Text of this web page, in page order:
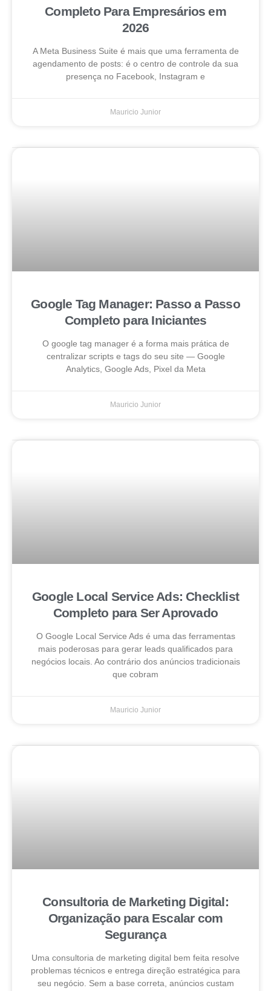
Completo Para Empresários em
2026
A Meta Business Suite é mais que uma ferramenta de
agendamento de posts: é o centro de controle da sua
presença no Facebook, Instagram e
Mauricio Junior
Google Tag Manager: Passo a Passo
Completo para Iniciantes
O google tag manager é a forma mais prática de
centralizar scripts e tags do seu site — Google
Analytics, Google Ads, Pixel da Meta
Mauricio Junior
Google Local Service Ads: Checklist
Completo para Ser Aprovado
O Google Local Service Ads é uma das ferramentas
mais poderosas para gerar leads qualificados para
negócios locais. Ao contrário dos anúncios tradicionais
que cobram
Mauricio Junior
Consultoria de Marketing Digital:
Organização para Escalar com
Segurança
Uma consultoria de marketing digital bem feita resolve
problemas técnicos e entrega direção estratégica para
seu negócio. Sem a base correta, anúncios custam